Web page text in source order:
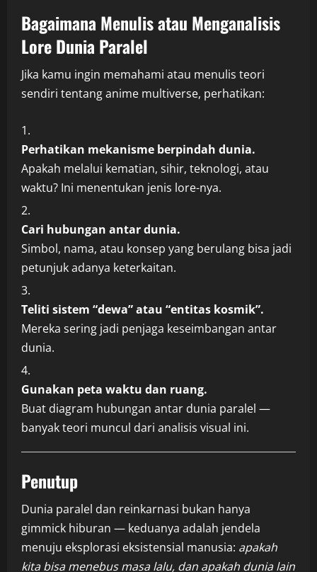
Bagaimana Menulis atau Menganalisis
Lore Dunia Paralel
Jika kamu ingin memahami atau menulis teori
sendiri tentang anime multiverse, perhatikan:
Perhatikan mekanisme berpindah dunia.
Apakah melalui kematian, sihir, teknologi, atau
waktu? Ini menentukan jenis lore-nya.
Cari hubungan antar dunia.
Simbol, nama, atau konsep yang berulang bisa jadi
petunjuk adanya keterkaitan.
Teliti sistem “dewa” atau “entitas kosmik”.
Mereka sering jadi penjaga keseimbangan antar
dunia.
Gunakan peta waktu dan ruang.
Buat diagram hubungan antar dunia paralel —
banyak teori muncul dari analisis visual ini.
Penutup
Dunia paralel dan reinkarnasi bukan hanya
gimmick hiburan — keduanya adalah jendela
menuju eksplorasi eksistensial manusia: apakah
kita bisa menebus masa lalu, dan apakah dunia lain